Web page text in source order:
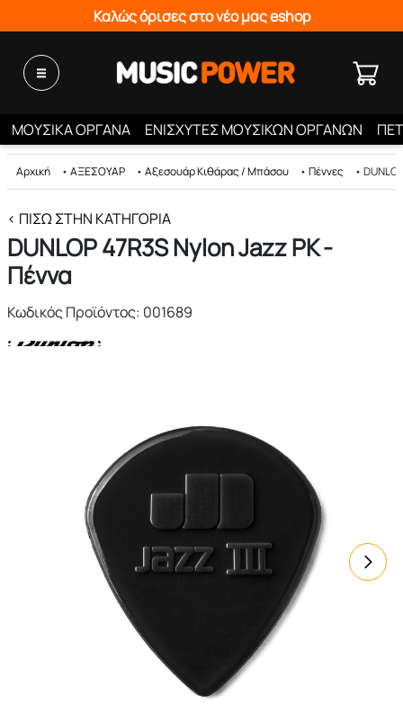
Καλώς όρισες στο νέο μας eshop
ΜΟΥΣΙΚΑ ΟΡΓΑΝΑ ΕΝΙΣΧΥΤΕΣ ΜΟΥΣΙΚΩΝ ΟΡΓΑΝΩΝ
Αρχική • ΑΞΕΣΟΥΑΡ • Αξεσουάρ Κιθάρας / Μπάσου • Πέννες •
< ΠΊΣΩ ΣΤΗΝ ΚΑΤΗΓΟΡΊΑ
DUNLOP 47R3S Nylon Jazz PK -
Πέννα
Κωδικός Προϊόντος: 001689